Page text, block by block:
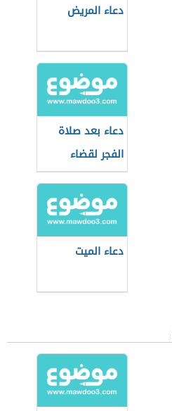
دعاء المريض
دعاء بعد صلاة
الفجر لقضاء
الحوائج
دعاء الميت